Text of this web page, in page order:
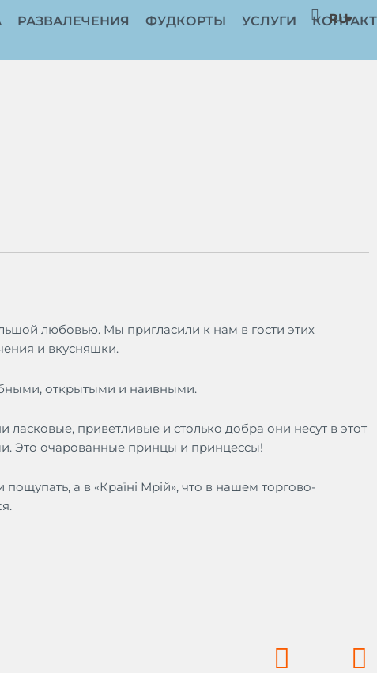
РАЗВАЛЕЧЕНИЯ ФУДКОРТЫ УСЛУГИ RU
любовью. Мы пригласили к нам в гости этих
и вкусняшки.
открытыми и наивными.
приветливые и столько добра они несут в этот
Это очарованные принцы и принцессы!
а в «Країні Мрій», что в нашем торгово-
Prev